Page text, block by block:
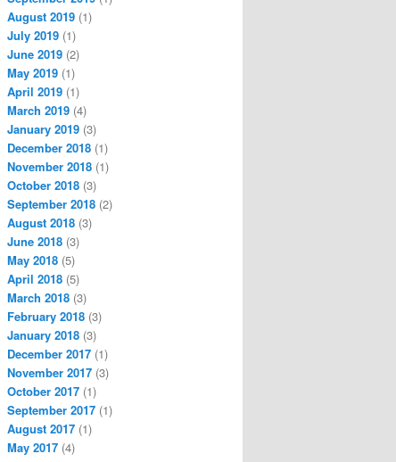
August 2019 (1)
July 2019 (1)
June 2019 (2)
May 2019 (1)
April 2019 (1)
March 2019 (4)
January 2019 (3)
December 2018 (1)
November 2018 (1)
October 2018 (3)
September 2018 (2)
August 2018 (3)
June 2018 (3)
May 2018 (5)
April 2018 (5)
March 2018 (3)
February 2018 (3)
January 2018 (3)
December 2017 (1)
November 2017 (3)
October 2017 (1)
September 2017 (1)
August 2017 (1)
May 2017 (4)